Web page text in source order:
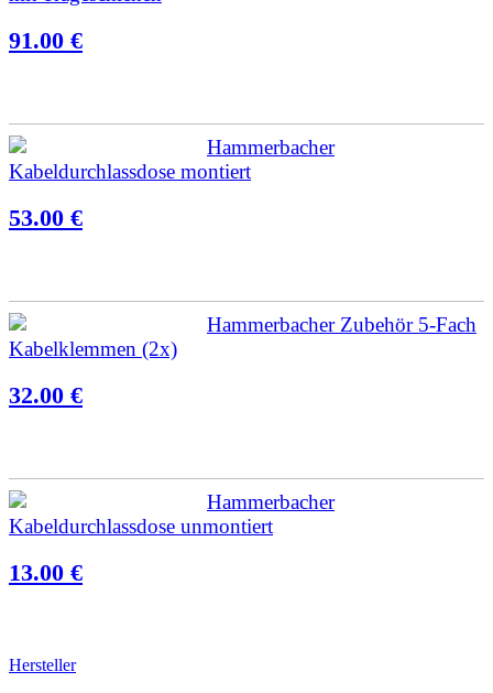
91.00 €
Hammerbacher
Kabeldurchlassdose montiert
53.00 €
Hammerbacher Zubehör 5-Fach
Kabelklemmen (2x)
32.00 €
Hammerbacher
Kabeldurchlassdose unmontiert
13.00 €
Hersteller